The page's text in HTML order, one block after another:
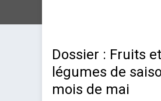
Dossier : Fruits et
légumes de
mois de mai